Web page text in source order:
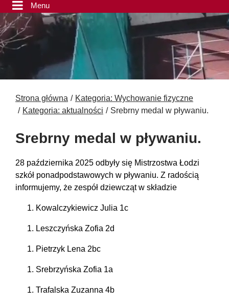
Menu
Strona główna
Kategoria: Wychowanie fizyczne
Kategoria: aktualności
Srebrny medal w pływaniu.
Srebrny medal w pływaniu.
28 października 2025 odbyły się Mistrzostwa Łodzi
szkół ponadpodstawowych w pływaniu. Z radością
informujemy, że zespół dziewcząt w składzie
Kowalczykiewicz Julia 1c
Leszczyńska Zofia 2d
Pietrzyk Lena 2bc
Srebrzyńska Zofia 1a
Trafalska Zuzanna 4b